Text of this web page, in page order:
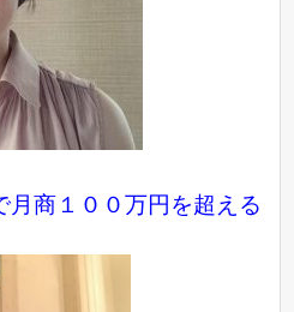
月商１００万円を超える